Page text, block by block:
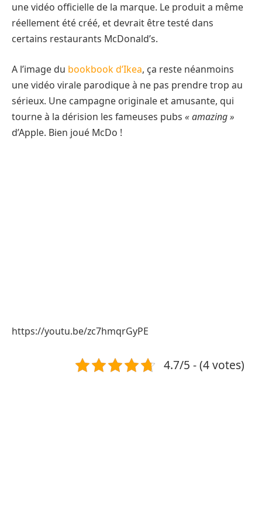
une vidéo officielle de la marque. Le produit a même
réellement été créé, et devrait être testé dans
certains restaurants McDonald’s.
A l’image du bookbook d’Ikea, ça reste néanmoins
une vidéo virale parodique à ne pas prendre trop au
sérieux. Une campagne originale et amusante, qui
tourne à la dérision les fameuses pubs « amazing »
d’Apple. Bien joué McDo !
https://youtu.be/zc7hmqrGyPE
4.7/5 - (4 votes)